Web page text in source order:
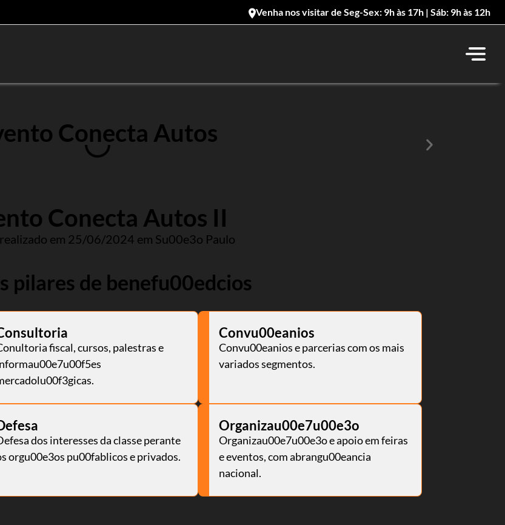
Venha nos visitar de Seg-Sex: 9h às 17h | Sáb: 9h às 12h
Conecta Autos
Conecta Autos II
em 25/06/2024 em Su00e3o Paulo
pilares de benefu00edcios
fiscal, cursos, palestras e
Convu00eanios
Convu00eanios e parcerias com os mais
variados segmentos.
dos interesses da classe perante
orgu00e3os pu00fablicos e privados.
Organizau00e7u00e3o
Organizau00e7u00e3o e apoio em feiras
e eventos, com abrangu00eancia
nacional.